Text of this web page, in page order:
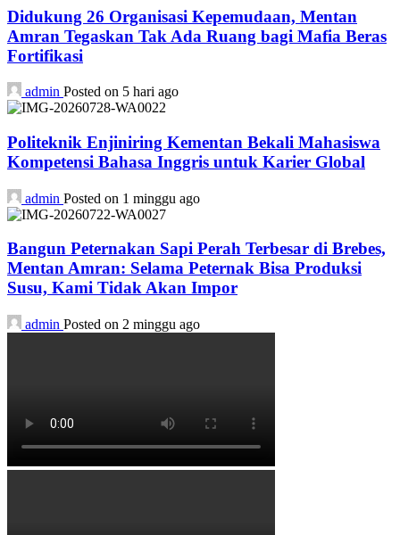
Didukung 26 Organisasi Kepemudaan, Mentan
Amran Tegaskan Tak Ada Ruang bagi Mafia Beras
Fortifikasi
admin Posted on 5 hari ago
Politeknik Enjiniring Kementan Bekali Mahasiswa
Kompetensi Bahasa Inggris untuk Karier Global
admin Posted on 1 minggu ago
Bangun Peternakan Sapi Perah Terbesar di Brebes,
Mentan Amran: Selama Peternak Bisa Produksi
Susu, Kami Tidak Akan Impor
admin Posted on 2 minggu ago